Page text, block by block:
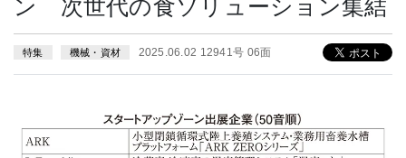
ン 次世代の食ソリューション集結
特集 機械・資材 2025.06.02 12941号 06面